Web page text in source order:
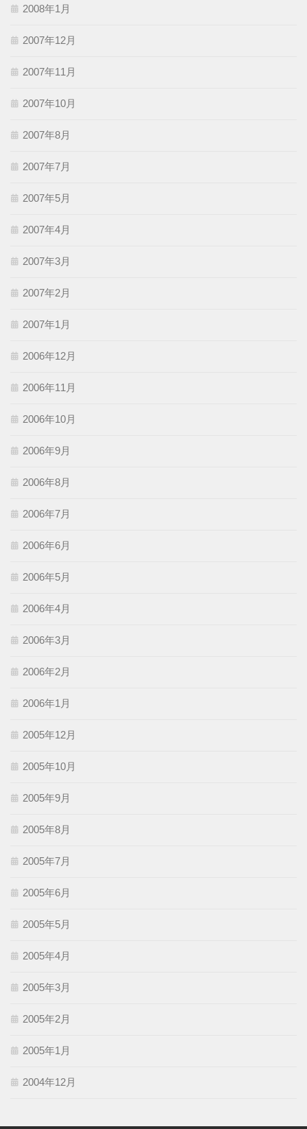
2008年1月
2007年12月
2007年11月
2007年10月
2007年8月
2007年7月
2007年5月
2007年4月
2007年3月
2007年2月
2007年1月
2006年12月
2006年11月
2006年10月
2006年9月
2006年8月
2006年7月
2006年6月
2006年5月
2006年4月
2006年3月
2006年2月
2006年1月
2005年12月
2005年10月
2005年9月
2005年8月
2005年7月
2005年6月
2005年5月
2005年4月
2005年3月
2005年2月
2005年1月
2004年12月